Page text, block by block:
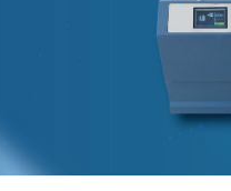
检漏工装配件
真空测量
检漏服务